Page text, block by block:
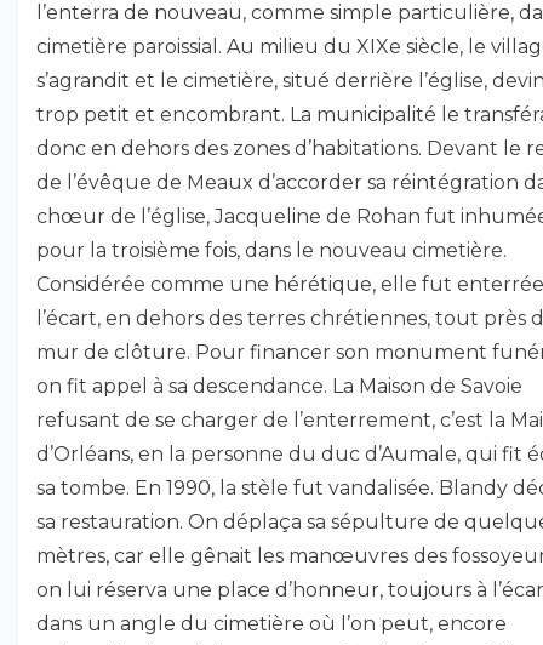
l’enterra de nouveau, comme simple particulière,
cimetière paroissial. Au milieu du XIXe siècle, le
s’agrandit et le cimetière, situé derrière l’église,
trop petit et encombrant. La municipalité le
donc en dehors des zones d’habitations. Devant le
de l’évêque de Meaux d’accorder sa réintégration
chœur de l’église, Jacqueline de Rohan fut
pour la troisième fois, dans le nouveau cimetière.
Considérée comme une hérétique, elle fut
l’écart, en dehors des terres chrétiennes, tout près
mur de clôture. Pour financer son monument
on fit appel à sa descendance. La Maison de Savoie
refusant de se charger de l’enterrement, c’est la
d’Orléans, en la personne du duc d’Aumale, qui fit
sa tombe. En 1990, la stèle fut vandalisée. Blandy
sa restauration. On déplaça sa sépulture de
mètres, car elle gênait les manœuvres des
on lui réserva une place d’honneur, toujours à
dans un angle du cimetière où l’on peut, encore